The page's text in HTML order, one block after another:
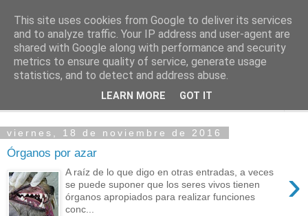
PASEANTE SILENCIOSO
Blog personal de Emilio Valadé del Río
viernes, 18 de noviembre de 2016
Órganos por azar
›
A raíz de lo que digo en otras entradas, a veces
se puede suponer que los seres vivos tienen
órganos apropiados para realizar funciones
conc...
This site uses cookies from Google to deliver its services
and to analyze traffic. Your IP address and user-agent are
shared with Google along with performance and security
metrics to ensure quality of service, generate usage
statistics, and to detect and address abuse.
LEARN MORE GOT IT